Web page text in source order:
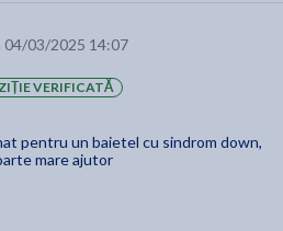
04/03/2025 14:07
VERIFICATĂ
pentru un baietel cu sindrom down,
mare ajutor